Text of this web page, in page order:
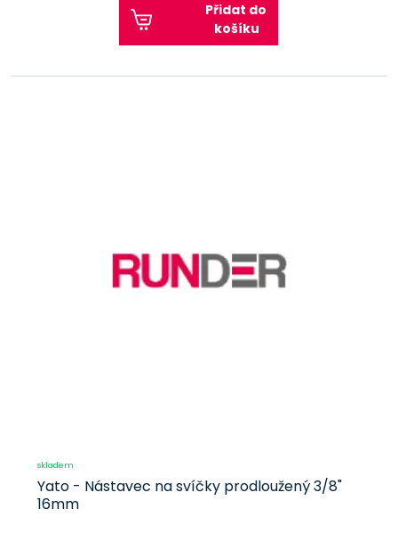
Přidat do
košíku
skladem
Yato - Nástavec na svíčky prodloužený 3/8"
16mm